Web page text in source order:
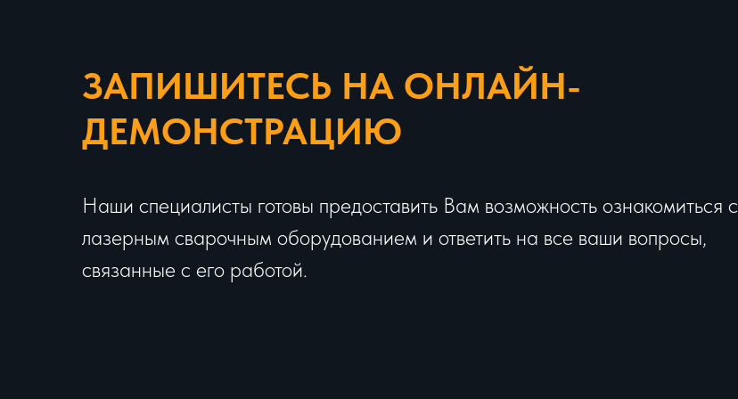
ЗАПИШИТЕСЬ НА ОНЛАЙН-
ДЕМОНСТРАЦИЮ
Наши специалисты готовы предоставить Вам возможность ознакомиться с
лазерным сварочным оборудованием и ответить на все ваши вопросы,
связанные с его работой.